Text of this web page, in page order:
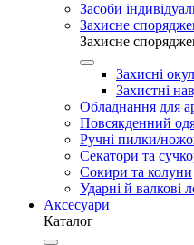
Засоби
Захисне
Захисне
Захисні
Захистні
Обладнання для
Повсякденний
Ручні пилки/
Секатори та
Сокири та колуни
Ударні й валкові
Аксесуари
Каталог